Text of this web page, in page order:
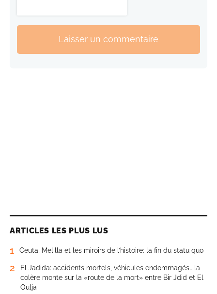
Laisser un commentaire
ARTICLES LES PLUS LUS
1 Ceuta, Melilla et les miroirs de l’histoire: la fin du statu quo
2
El Jadida: accidents mortels, véhicules endommagés… la
colère monte sur la «route de la mort» entre Bir Jdid et El
Oulja